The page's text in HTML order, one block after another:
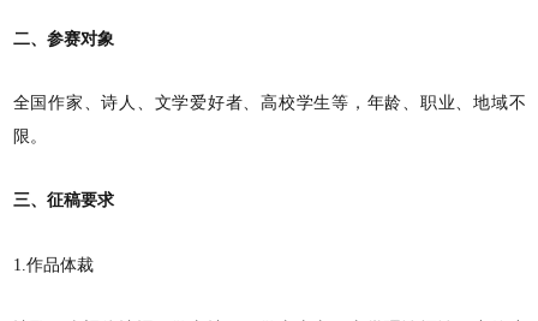
二、参赛对象
全国作家、诗人、文学爱好者、高校学生等，年龄、职业、地域不
限。
三、征稿要求
1.作品体裁